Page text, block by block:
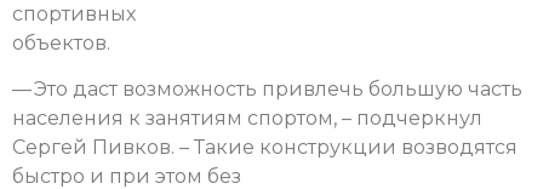
спортивных
объектов.
— Это даст возможность привлечь большую часть
населения к занятиям спортом, – подчеркнул
Сергей Пивков. – Такие конструкции возводятся
быстро и при этом без